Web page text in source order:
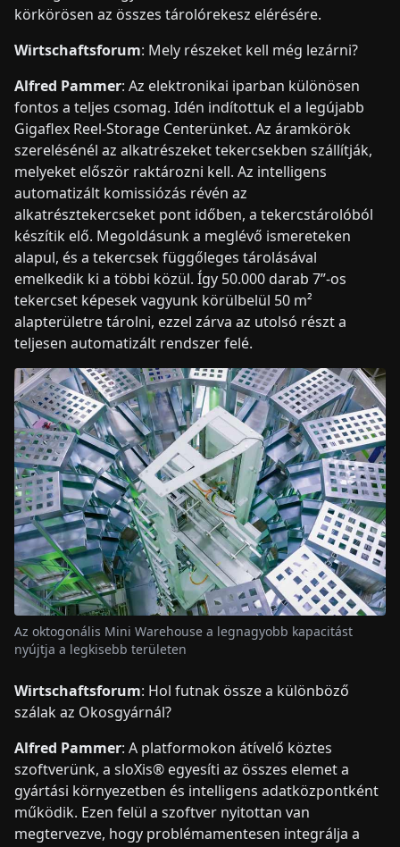
körkörösen az összes tárolórekesz elérésére.
Wirtschaftsforum: Mely részeket kell még lezárni?
Alfred Pammer: Az elektronikai iparban különösen
fontos a teljes csomag. Idén indítottuk el a legújabb
Gigaflex Reel-Storage Centerünket. Az áramkörök
szerelésénél az alkatrészeket tekercsekben szállítják,
melyeket először raktározni kell. Az intelligens
automatizált komissiózás révén az
alkatrésztekercseket pont időben, a tekercstárolóból
készítik elő. Megoldásunk a meglévő ismereteken
alapul, és a tekercsek függőleges tárolásával
emelkedik ki a többi közül. Így 50.000 darab 7”-os
tekercset képesek vagyunk körülbelül 50 m²
alapterületre tárolni, ezzel zárva az utolsó részt a
teljesen automatizált rendszer felé.
Az oktogonális Mini Warehouse a legnagyobb kapacitást
nyújtja a legkisebb területen
Wirtschaftsforum: Hol futnak össze a különböző
szálak az Okosgyárnál?
Alfred Pammer: A platformokon átívelő köztes
szoftverünk, a sloXis® egyesíti az összes elemet a
gyártási környezetben és intelligens adatközpontként
működik. Ezen felül a szoftver nyitottan van
megtervezve, hogy problémamentesen integrálja a